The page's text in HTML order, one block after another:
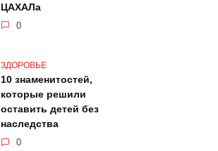
ЦАХАЛа
0
ЗДОРОВЬЕ
10 знаменитостей,
которые решили
оставить детей без
наследства
0